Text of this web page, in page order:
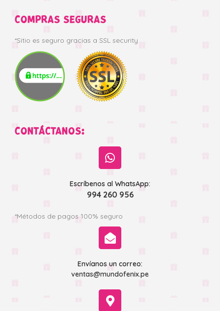
COMPRAS SEGURAS
*Sitio es seguro gracias a SSL security
CONTÁCTANOS:
Escríbenos al WhatsApp:
994 260 956
*Métodos de pagos 100% seguro
Envíanos un correo:
ventas@mundofenix.pe